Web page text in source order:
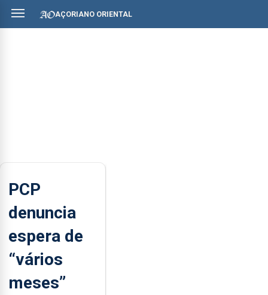
AÇORIANO ORIENTAL
PCP
denuncia
espera de
“vários
meses”